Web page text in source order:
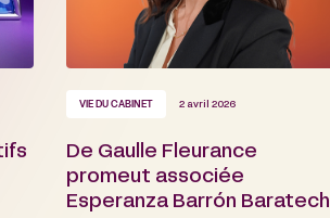
VIE DU CABINET 2 avril 2026
De Gaulle Fleurance
promeut associée
Esperanza Barrón Baratech